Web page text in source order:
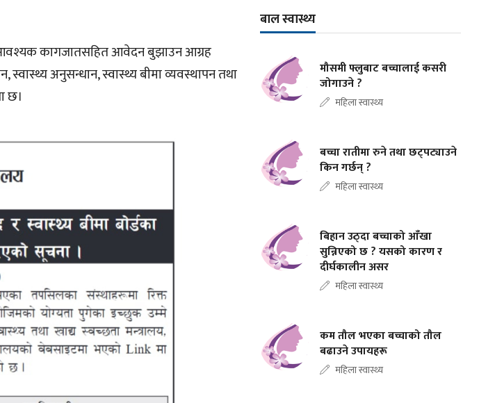
आवश्यक कागजातसहित आवेदन बुझाउन आग्रह
स्वास्थ्य अनुसन्धान, स्वास्थ्य बीमा व्यवस्थापन तथा
छ।
बाल स्वास्थ्य
मौसमी फ्लुबाट बच्चालाई कसरी
जोगाउने ?
महिला स्वास्थ्य
बच्चा रातीमा रुने तथा छट्पट्याउने
किन गर्छन् ?
महिला स्वास्थ्य
बिहान उठ्दा बच्चाको आँखा
सुन्निएको छ ? यसको कारण र
दीर्घकालीन असर
महिला स्वास्थ्य
कम तौल भएका बच्चाको तौल
बढाउने उपायहरू
महिला स्वास्थ्य